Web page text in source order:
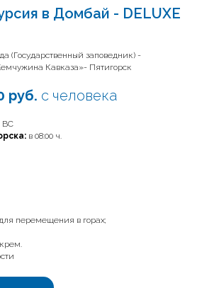
в Домбай - DELUXE
(Государственный заповедник) -
Кавказа»- Пятигорск
руб. с человека
ВС
в 08:00 ч.
перемещения в горах;